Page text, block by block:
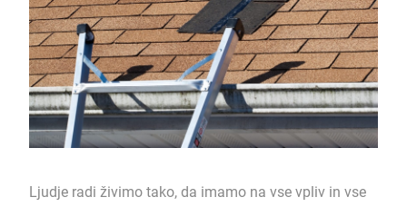
Ljudje radi živimo tako, da imamo na vse vpliv in vse